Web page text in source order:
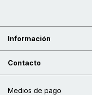
Información
Contacto
Medios de pago